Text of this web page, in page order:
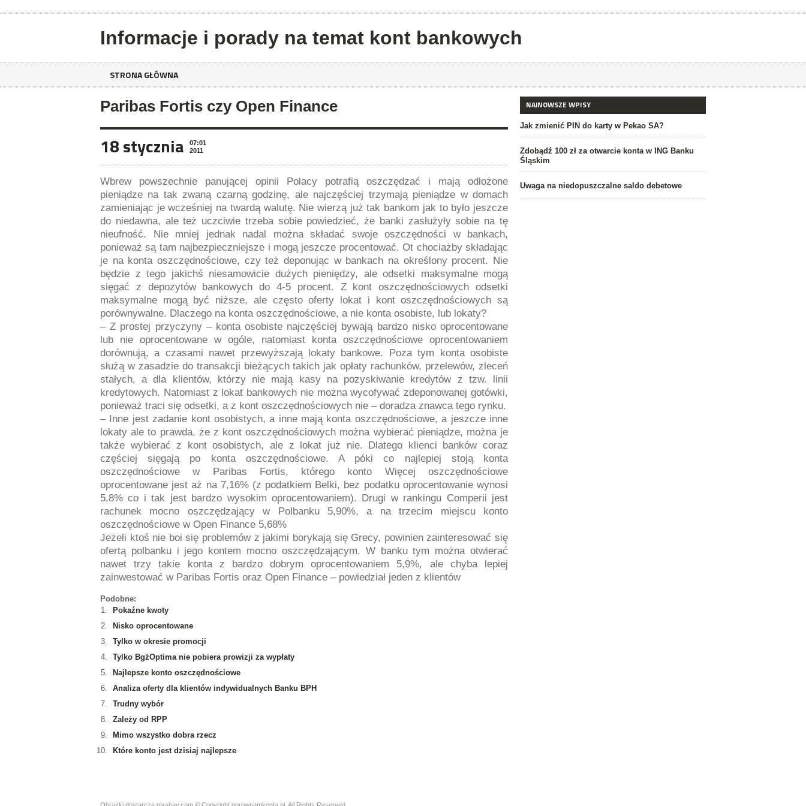
Informacje i porady na temat kont bankowych
STRONA GŁÓWNA
Paribas Fortis czy Open Finance
18 stycznia
07:01
2011
Wbrew powszechnie panującej opinii Polacy potrafią oszczędzać i mają odłożone
pieniądze na tak zwaną czarną godzinę, ale najczęściej trzymają pieniądze w domach
zamieniając je wcześniej na twardą walutę. Nie wierzą już tak bankom jak to było jeszcze
do niedawna, ale też uczciwie trzeba sobie powiedzieć, że banki zasłużyły sobie na tę
nieufność. Nie mniej jednak nadal można składać swoje oszczędności w bankach,
ponieważ są tam najbezpieczniejsze i mogą jeszcze procentować. Ot chociażby składając
je na konta oszczędnościowe, czy też deponując w bankach na określony procent. Nie
będzie z tego jakichś niesamowicie dużych pieniędzy, ale odsetki maksymalne mogą
sięgać z depozytów bankowych do 4-5 procent. Z kont oszczędnościowych odsetki
maksymalne mogą być niższe, ale często oferty lokat i kont oszczędnościowych są
porównywalne. Dlaczego na konta oszczędnościowe, a nie konta osobiste, lub lokaty?
– Z prostej przyczyny – konta osobiste najczęściej bywają bardzo nisko oprocentowane
lub nie oprocentowane w ogóle, natomiast konta oszczędnościowe oprocentowaniem
dorównują, a czasami nawet przewyższają lokaty bankowe. Poza tym konta osobiste
służą w zasadzie do transakcji bieżących takich jak opłaty rachunków, przelewów, zleceń
stałych, a dla klientów, którzy nie mają kasy na pozyskiwanie kredytów z tzw. linii
kredytowych. Natomiast z lokat bankowych nie można wycofywać zdeponowanej gotówki,
ponieważ traci się odsetki, a z kont oszczędnościowych nie – doradza znawca tego rynku.
– Inne jest zadanie kont osobistych, a inne mają konta oszczędnościowe, a jeszcze inne
lokaty ale to prawda, że z kont oszczędnościowych można wybierać pieniądze, można je
także wybierać z kont osobistych, ale z lokat już nie. Dlatego klienci banków coraz
częściej sięgają po konta oszczędnościowe. A póki co najlepiej stoją konta
oszczędnościowe w Paribas Fortis, którego konto Więcej oszczędnościowe
oprocentowane jest aż na 7,16% (z podatkiem Belki, bez podatku oprocentowanie wynosi
5,8% co i tak jest bardzo wysokim oprocentowaniem). Drugi w rankingu Comperii jest
rachunek mocno oszczędzający w Polbanku 5,90%, a na trzecim miejscu konto
oszczędnościowe w Open Finance 5,68%
Jeżeli ktoś nie boi się problemów z jakimi borykają się Grecy, powinien zainteresować się
ofertą polbanku i jego kontem mocno oszczędzającym. W banku tym można otwierać
nawet trzy takie konta z bardzo dobrym oprocentowaniem 5,9%, ale chyba lepiej
zainwestować w Paribas Fortis oraz Open Finance – powiedział jeden z klientów
Podobne:
Pokaźne kwoty
Nisko oprocentowane
Tylko w okresie promocji
Tylko BgżOptima nie pobiera prowizji za wypłaty
Najlepsze konto oszczędnościowe
Analiza oferty dla klientów indywidualnych Banku BPH
Trudny wybór
Zależy od RPP
Mimo wszystko dobra rzecz
Które konto jest dzisiaj najlepsze
NAJNOWSZE WPISY
Jak zmienić PIN do karty w Pekao SA?
Zdobądź 100 zł za otwarcie konta w ING Banku
Śląskim
Uwaga na niedopuszczalne saldo debetowe